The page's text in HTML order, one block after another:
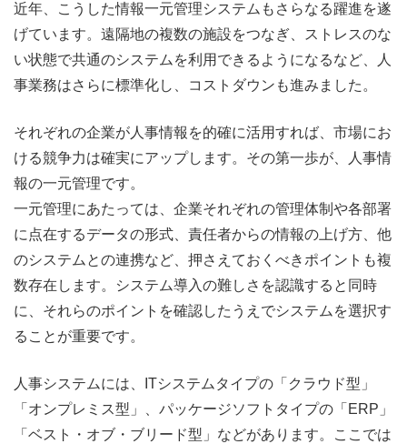
近年、こうした情報一元管理システムもさらなる躍進を遂
げています。遠隔地の複数の施設をつなぎ、ストレスのな
い状態で共通のシステムを利用できるようになるなど、人
事業務はさらに標準化し、コストダウンも進みました。
それぞれの企業が人事情報を的確に活用すれば、市場にお
ける競争力は確実にアップします。その第一歩が、人事情
報の一元管理です。
一元管理にあたっては、企業それぞれの管理体制や各部署
に点在するデータの形式、責任者からの情報の上げ方、他
のシステムとの連携など、押さえておくべきポイントも複
数存在します。システム導入の難しさを認識すると同時
に、それらのポイントを確認したうえでシステムを選択す
ることが重要です。
人事システムには、ITシステムタイプの「クラウド型」
「オンプレミス型」、パッケージソフトタイプの「ERP」
「ベスト・オブ・ブリード型」などがあります。ここでは